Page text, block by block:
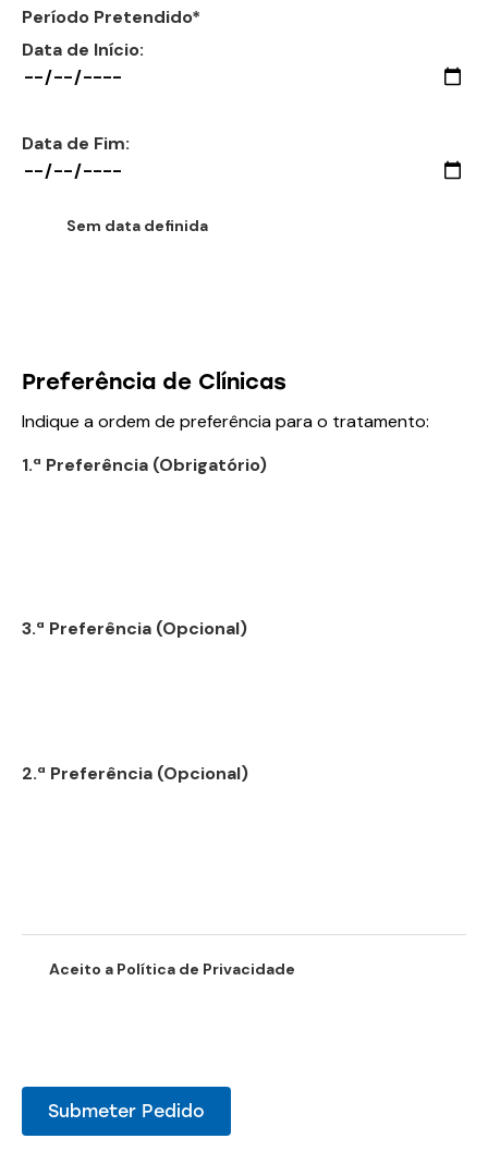
Período Pretendido*
Data de Início:
Data de Fim:
Sem data definida
Preferência de Clínicas
Indique a ordem de preferência para o tratamento:
1.ª Preferência (Obrigatório)
3.ª Preferência (Opcional)
2.ª Preferência (Opcional)
Aceito a Política de Privacidade